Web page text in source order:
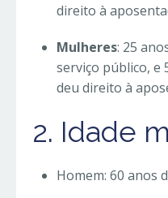
direito à
Mulheres: 25
serviço público, e
deu direito à
2. Idade
Homem: 60 anos